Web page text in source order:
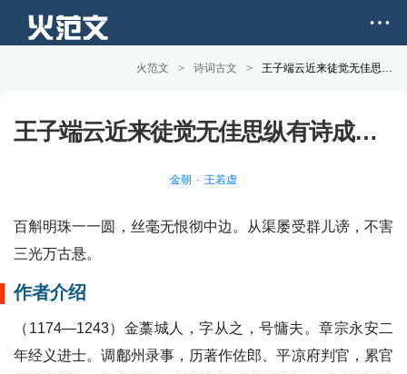
火范文 > 诗词古文 > 王子端云近来徒觉无佳思纵有诗成似乐天其小乐天甚矣予亦尝和为四绝 其四原文和赏析
王子端云近来徒觉无佳思纵有诗成似乐天其小乐天甚矣予亦尝和为四绝 其四
金朝 王若虚
百斛明珠一一圆，丝毫无恨彻中边。从渠屡受群儿谤，不害
三光万古悬。
作者介绍
（1174—1243）金藁城人，字从之，号慵夫。章宗永安二
年经义进士。调鄜州录事，历著作佐郎、平凉府判官，累官